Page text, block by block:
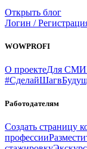
Открыть блог
Логин /
WOWPROFI
О проектеДля СМИ
Работодателям
Создать страницу
профессии